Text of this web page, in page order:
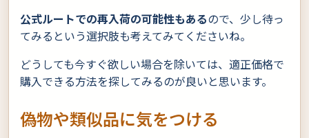
公式ルートでの再入荷の可能性もあるので、少し待っ
てみるという選択肢も考えてみてくださいね。
どうしても今すぐ欲しい場合を除いては、適正価格で
購入できる方法を探してみるのが良いと思います。
偽物や類似品に気をつける